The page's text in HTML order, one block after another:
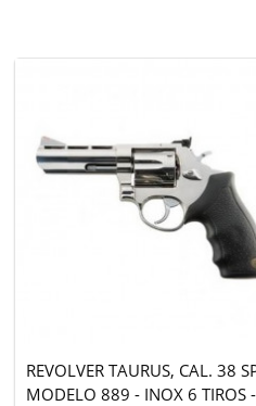
REVOLVER TAURUS, CAL. 38
MODELO 889 - INOX 6 TIROS -